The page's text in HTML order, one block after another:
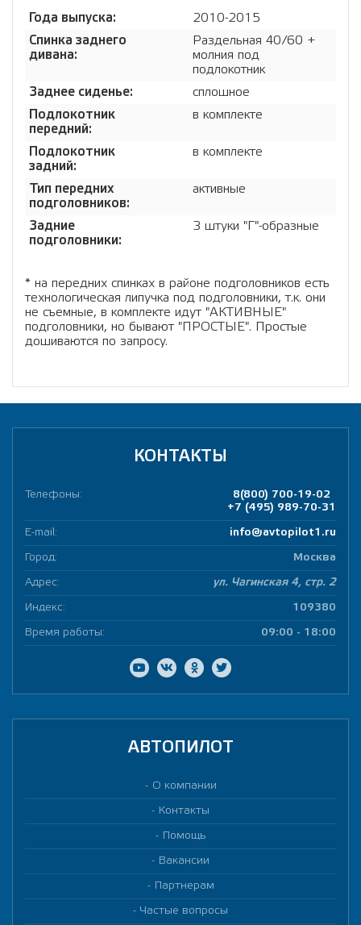
Года выпуска:
2010-2015
Спинка заднего
дивана:
Раздельная 40/60 +
молния под
подлокотник
Заднее сиденье:
сплошное
Подлокотник
передний:
в комплекте
Подлокотник
задний:
в комплекте
Тип передних
подголовников:
активные
Задние
подголовники:
3 штуки "Г"-образные
* на передних спинках в районе подголовников есть
технологическая липучка под подголовники, т.к. они
не съемные, в комплекте идут "АКТИВНЫЕ"
подголовники, но бывают "ПРОСТЫЕ". Простые
дошиваются по запросу.
КОНТАКТЫ
Телефоны:
8(800) 700-19-02
+7 (495) 989-70-31
E-mail: info@avtopilot1.ru
Город: Москва
Адрес: ул. Чагинская 4, стр. 2
Индекс: 109380
Время работы: 09:00 - 18:00
АВТОПИЛОТ
О компании
Контакты
Помощь
Вакансии
Партнерам
Частые вопросы